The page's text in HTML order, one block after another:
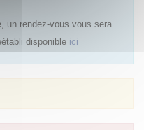
un rendez-vous vous sera
disponible ici